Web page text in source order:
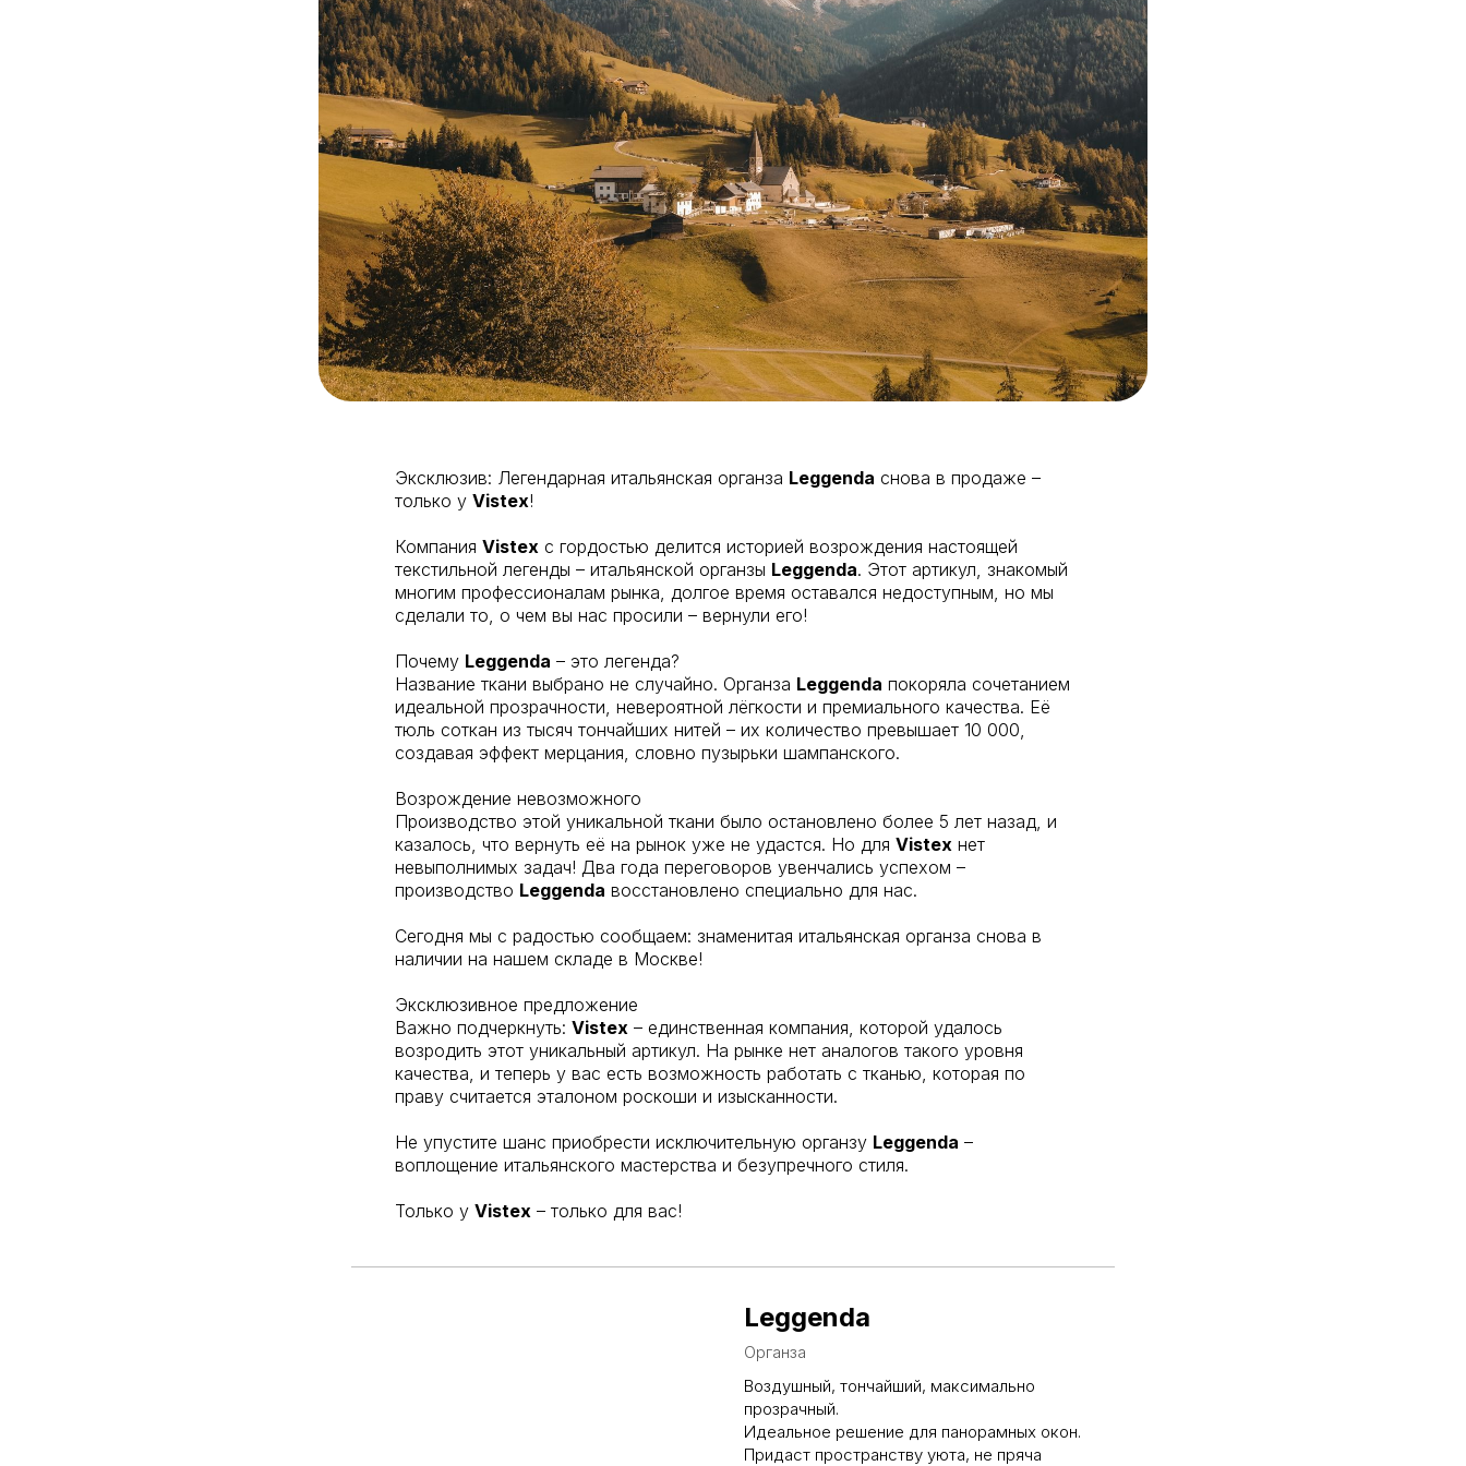
Эксклюзив: Легендарная итальянская органза Leggenda снова в продаже –
только у Vistex!
Компания Vistex с гордостью делится историей возрождения настоящей
текстильной легенды – итальянской органзы Leggenda. Этот артикул, знакомый
многим профессионалам рынка, долгое время оставался недоступным, но мы
сделали то, о чем вы нас просили – вернули его!
Почему Leggenda – это легенда?
Название ткани выбрано не случайно. Органза Leggenda покоряла сочетанием
идеальной прозрачности, невероятной лёгкости и премиального качества. Её
тюль соткан из тысяч тончайших нитей – их количество превышает 10 000,
создавая эффект мерцания, словно пузырьки шампанского.
Возрождение невозможного
Производство этой уникальной ткани было остановлено более 5 лет назад, и
казалось, что вернуть её на рынок уже не удастся. Но для Vistex нет
невыполнимых задач! Два года переговоров увенчались успехом –
производство Leggenda восстановлено специально для нас.
Сегодня мы с радостью сообщаем: знаменитая итальянская органза снова в
наличии на нашем складе в Москве!
Эксклюзивное предложение
Важно подчеркнуть: Vistex – единственная компания, которой удалось
возродить этот уникальный артикул. На рынке нет аналогов такого уровня
качества, и теперь у вас есть возможность работать с тканью, которая по
праву считается эталоном роскоши и изысканности.
Не упустите шанс приобрести исключительную органзу Leggenda –
воплощение итальянского мастерства и безупречного стиля.
Только у Vistex – только для вас!
Leggenda
Органза
Воздушный, тончайший, максимально
прозрачный.
Идеальное решение для панорамных окон.
Придаст пространству уюта, не пряча